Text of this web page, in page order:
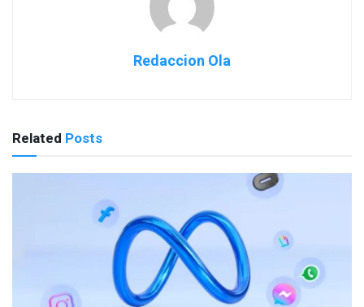
Redaccion Ola
Related Posts